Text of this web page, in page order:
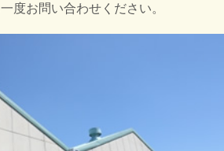
度お問い合わせください。